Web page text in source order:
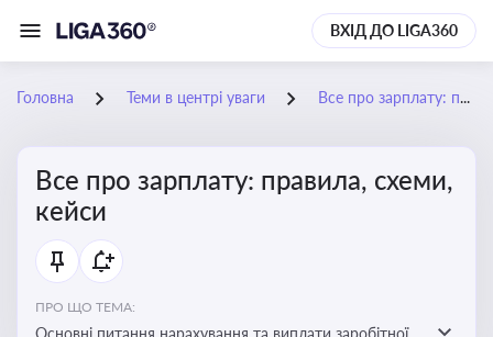
ВХІД ДО LIGA360
Головна Теми в центрі уваги Все про зарплату: правила, схеми, кейси
Все про зарплату: правила, схеми,
кейси
ПРО ЩО ТЕМА:
Основні питання нарахування та виплати заробітної